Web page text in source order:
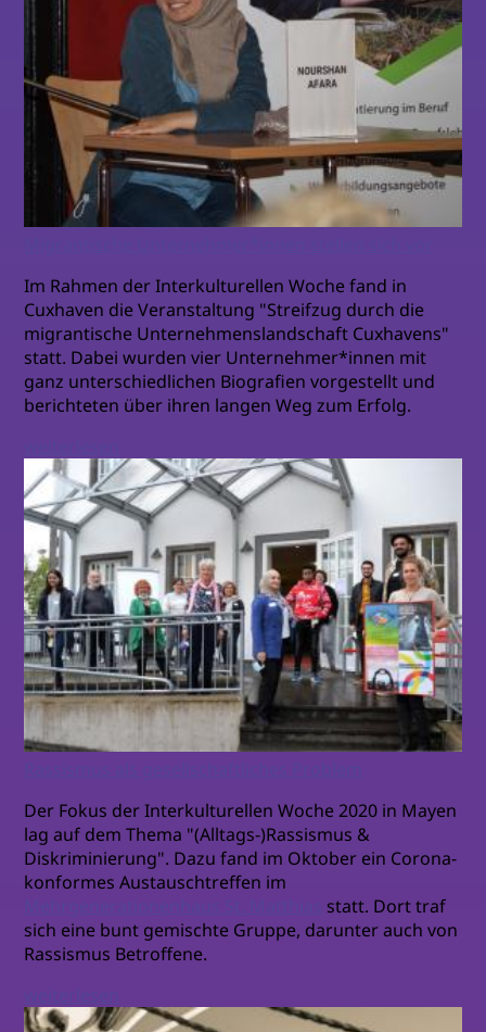
Im Rahmen der Interkulturellen Woche fand in
Cuxhaven die Veranstaltung "Streifzug durch die
migrantische Unternehmenslandschaft Cuxhavens"
statt. Dabei wurden vier Unternehmer*innen mit
ganz unterschiedlichen Biografien vorgestellt und
berichteten über ihren langen Weg zum Erfolg.
Der Fokus der Interkulturellen Woche 2020 in Mayen
lag auf dem Thema "(Alltags-)Rassismus &
Diskriminierung". Dazu fand im Oktober ein Corona-
konformes Austauschtreffen im
statt. Dort traf
sich eine bunt gemischte Gruppe, darunter auch von
Rassismus Betroffene.